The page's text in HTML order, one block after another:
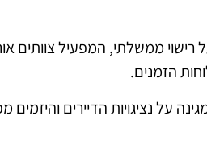
ממשלתי, המפעיל צוותים
הזמנים.
על נציגויות הדיירים והיזמים